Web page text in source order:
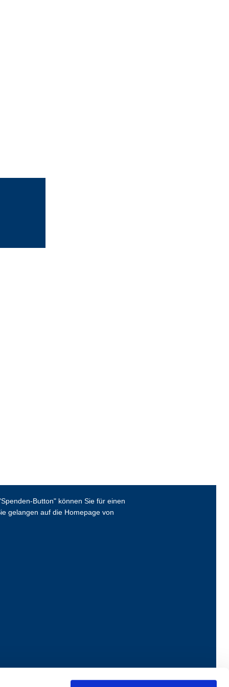
Button" können Sie für einen
gelangen auf die Homepage von